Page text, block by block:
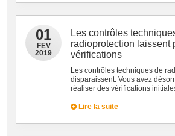
01
FEV
2019
Les contrôles
radioprotection laissent
vérifications
Les contrôles techniques de
disparaissent. Vous avez
réaliser des vérifications
Lire la suite